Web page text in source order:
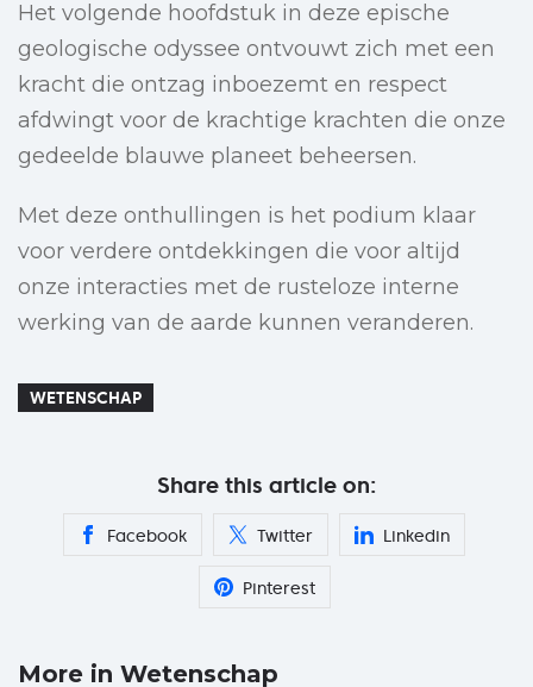
Het volgende hoofdstuk in deze epische
geologische odyssee ontvouwt zich met een
kracht die ontzag inboezemt en respect
afdwingt voor de krachtige krachten die onze
gedeelde blauwe planeet beheersen.
Met deze onthullingen is het podium klaar
voor verdere ontdekkingen die voor altijd
onze interacties met de rusteloze interne
werking van de aarde kunnen veranderen.
WETENSCHAP
Share this article on:
Facebook Twitter Linkedin
Pinterest
More in Wetenschap